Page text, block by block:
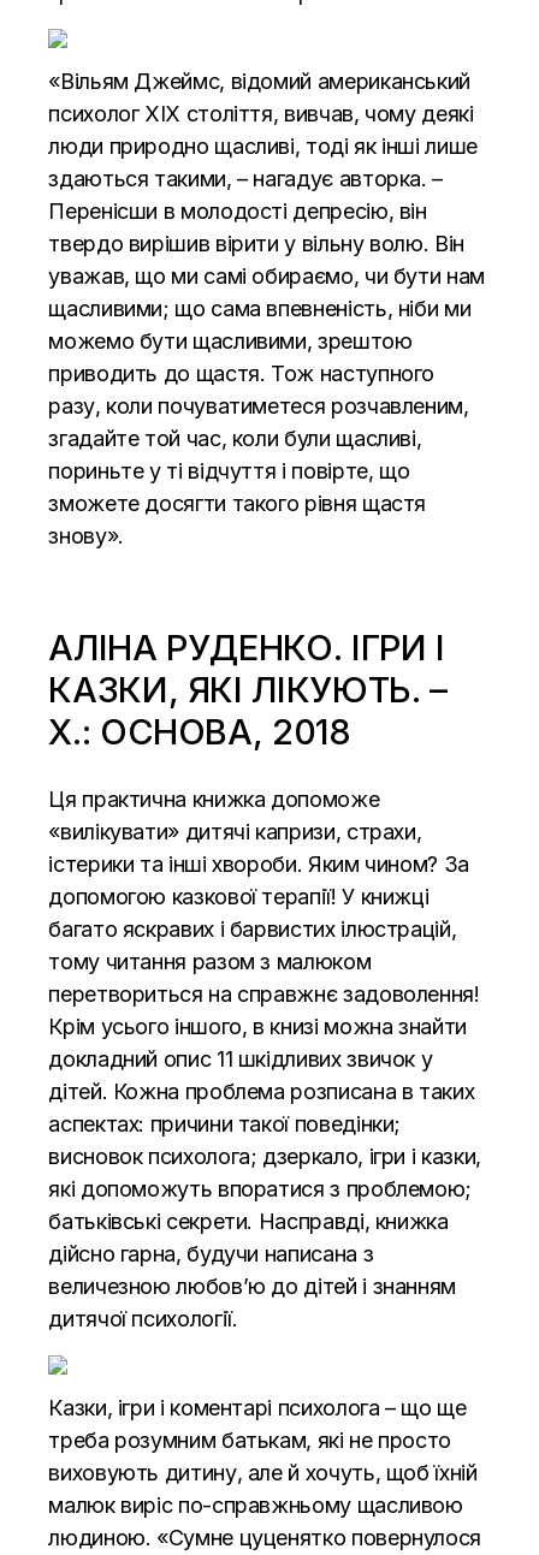
«Вільям Джеймс, відомий американський
психолог ХІХ століття, вивчав, чому деякі
люди природно щасливі, тоді як інші лише
здаються такими, – нагадує авторка. –
Перенісши в молодості депресію, він
твердо вирішив вірити у вільну волю. Він
уважав, що ми самі обираємо, чи бути нам
щасливими; що сама впевненість, ніби ми
можемо бути щасливими, зрештою
приводить до щастя. Тож наступного
разу, коли почуватиметеся розчавленим,
згадайте той час, коли були щасливі,
пориньте у ті відчуття і повірте, що
зможете досягти такого рівня щастя
знову».
АЛІНА РУДЕНКО. ІГРИ І
КАЗКИ, ЯКІ ЛІКУЮТЬ. –
Х.: ОСНОВА, 2018
Ця практична книжка допоможе
«вилікувати» дитячі капризи, страхи,
істерики та інші хвороби. Яким чином? За
допомогою казкової терапії! У книжці
багато яскравих і барвистих ілюстрацій,
тому читання разом з малюком
перетвориться на справжнє задоволення!
Крім усього іншого, в книзі можна знайти
докладний опис 11 шкідливих звичок у
дітей. Кожна проблема розписана в таких
аспектах: причини такої поведінки;
висновок психолога; дзеркало, ігри і казки,
які допоможуть впоратися з проблемою;
батьківські секрети. Насправді, книжка
дійсно гарна, будучи написана з
величезною любов’ю до дітей і знанням
дитячої психології.
Казки, ігри і коментарі психолога – що ще
треба розумним батькам, які не просто
виховують дитину, але й хочуть, щоб їхній
малюк виріс по-справжньому щасливою
людиною. «Сумне цуценятко повернулося